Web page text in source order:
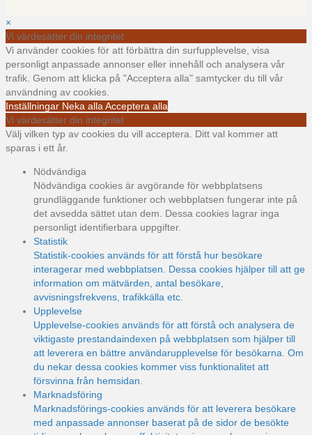
×
Vi värdesätter din integritet
Vi använder cookies för att förbättra din surfupplevelse, visa
personligt anpassade annonser eller innehåll och analysera vår
trafik. Genom att klicka på "Acceptera alla" samtycker du till vår
användning av cookies.
Inställningar Neka alla Acceptera alla
Vi värdesätter din integritet
Välj vilken typ av cookies du vill acceptera. Ditt val kommer att
sparas i ett år.
Nödvändiga
Nödvändiga cookies är avgörande för webbplatsens
grundläggande funktioner och webbplatsen fungerar inte på
det avsedda sättet utan dem. Dessa cookies lagrar inga
personligt identifierbara uppgifter.
Statistik
Statistik-cookies används för att förstå hur besökare
interagerar med webbplatsen. Dessa cookies hjälper till att ge
information om mätvärden, antal besökare,
avvisningsfrekvens, trafikkälla etc.
Upplevelse
Upplevelse-cookies används för att förstå och analysera de
viktigaste prestandaindexen på webbplatsen som hjälper till
att leverera en bättre användarupplevelse för besökarna. Om
du nekar dessa cookies kommer viss funktionalitet att
försvinna från hemsidan.
Marknadsföring
Marknadsförings-cookies används för att leverera besökare
med anpassade annonser baserat på de sidor de besökte